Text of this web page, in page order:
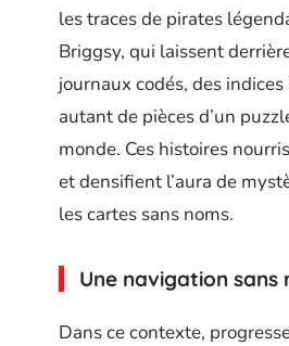
les traces de pirates
Briggsy, qui laissent
journaux codés, des
autant de pièces d’un
monde. Ces histoires
et densifient l’aura de
les cartes sans noms.
Une navigation sans
Dans ce contexte,